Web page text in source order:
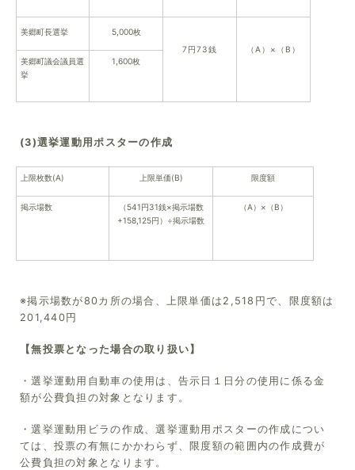
美郷町長選挙
5,000枚
7円73銭
（A）×（B）
美郷町議会議員選
挙
1,600枚
(3)選挙運動用ポスターの作成
上限枚数(A) 上限単価(B) 限度額
掲示場数
（541円31銭×掲示場数
+158,125円）÷掲示場数
（A）×（B）
※掲示場数が80カ所の場合、上限単価は2,518円で、限度額は
201,440円
【無投票となった場合の取り扱い】
・選挙運動用自動車の使用は、告示日１日分の使用に係る金
額が公費負担の対象となります。
・選挙運動用ビラの作成、選挙運動用ポスターの作成につい
ては、投票の有無にかかわらず、限度額の範囲内の作成費が
公費負担の対象となります。